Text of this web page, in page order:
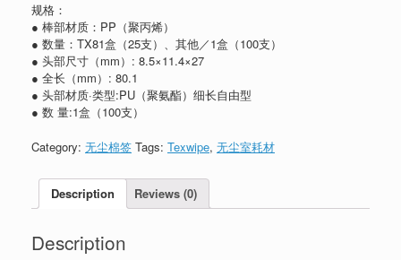
规格：
● 棒部材质：PP（聚丙烯）
● 数量：TX81盒（25支）、其他／1盒（100支）
● 头部尺寸（mm）: 8.5×11.4×27
● 全长（mm）: 80.1
● 头部材质·类型:PU（聚氨酯）细长自由型
● 数 量:1盒（100支）
Category: 无尘棉签 Tags: Texwipe, 无尘室耗材
Description Reviews (0)
Description